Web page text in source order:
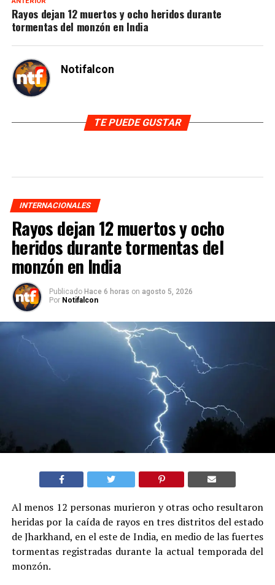
Rayos dejan 12 muertos y ocho heridos durante
tormentas del monzón en India
Notifalcon
TE PUEDE GUSTAR
INTERNACIONALES
Rayos dejan 12 muertos y ocho
heridos durante tormentas del
monzón en India
Publicado Hace 6 horas on agosto 5, 2026
Por Notifalcon
Al menos 12 personas murieron y otras ocho resultaron
heridas por la caída de rayos en tres distritos del estado
de Jharkhand, en el este de India, en medio de las fuertes
tormentas registradas durante la actual temporada del
monzón.